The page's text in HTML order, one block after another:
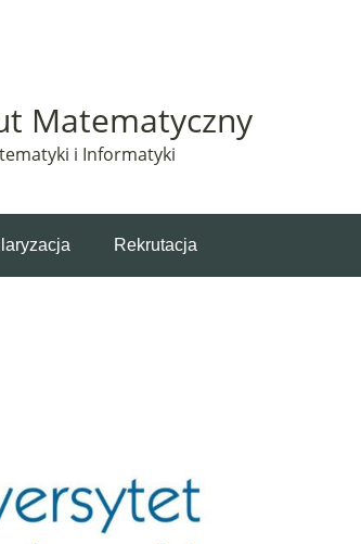
Matematyczny
i Informatyki
Rekrutacja